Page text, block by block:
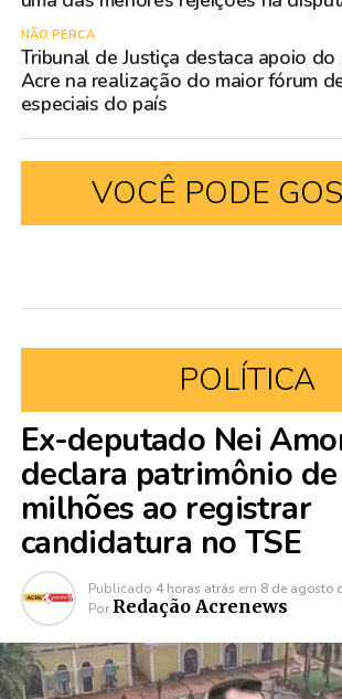
NÃO PERCA
Tribunal de Justiça destaca apoio
Acre na realização do maior fórum
especiais do país
VOCÊ PODE
POLÍTICA
Ex-deputado Nei
declara patrimônio de
milhões ao registrar
candidatura no TSE
Publicado 4 horas atrás em 8 de agosto
Por Redação Acrenews